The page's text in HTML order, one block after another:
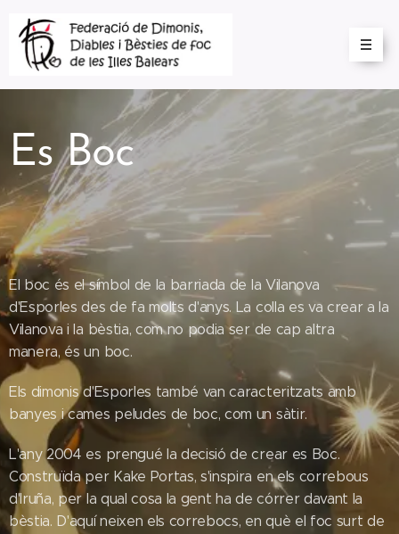
Es Boc
El boc és el símbol de la barriada de la Vilanova
d'Esporles des de fa molts d'anys. La colla es va crear a la
Vilanova i la bèstia, com no podia ser de cap altra
manera, és un boc.
Els dimonis d'Esporles també van caracteritzats amb
banyes i cames peludes de boc, com un sàtir.
L'any 2004 es prengué la decisió de crear es Boc.
Construïda per Kake Portas, s'inspira en els correbous
d'Iruña, per la qual cosa la gent ha de córrer davant la
bèstia. D'aquí neixen els correbocs, en què el foc surt de